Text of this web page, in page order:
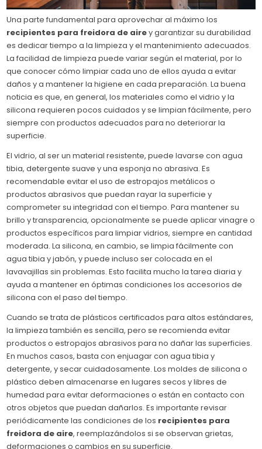
Una parte fundamental para aprovechar al máximo los
recipientes para freidora de airey garantizar su durabilidad
es dedicar tiempo a la limpieza y el mantenimiento adecuados.
La facilidad de limpieza puede variar según el material, por lo
que conocer cómo limpiar cada uno de ellos ayuda a evitar
daños y a mantener la higiene en cada preparación. La buena
noticia es que, en general, los materiales como el vidrio y la
silicona requieren pocos cuidados y se limpian fácilmente, pero
siempre con productos adecuados para no deteriorar la
superficie.
El vidrio, al ser un material resistente, puede lavarse con agua
tibia, detergente suave y una esponja no abrasiva. Es
recomendable evitar el uso de estropajos metálicos o
productos abrasivos que puedan rayar la superficie y
comprometer su integridad con el tiempo. Para mantener su
brillo y transparencia, opcionalmente se puede aplicar vinagre o
productos específicos para limpiar vidrios, siempre en cantidad
moderada. La silicona, en cambio, se limpia fácilmente con
agua tibia y jabón, y puede incluso ser colocada en el
lavavajillas sin problemas. Esto facilita mucho la tarea diaria y
ayuda a mantener en óptimas condiciones los accesorios de
silicona con el paso del tiempo.
Cuando se trata de plásticos certificados para altos estándares,
la limpieza también es sencilla, pero se recomienda evitar
productos o estropajos abrasivos para no dañar las superficies.
En muchos casos, basta con enjuagar con agua tibia y
detergente, y secar cuidadosamente. Los moldes de silicona o
plástico deben almacenarse en lugares secos y libres de
humedad para evitar deformaciones o están en contacto con
otros objetos que puedan dañarlos. Es importante revisar
periódicamente las condiciones de los recipientes para
freidora de aire, reemplazándolos si se observan grietas,
deformaciones o cambios en su superficie.